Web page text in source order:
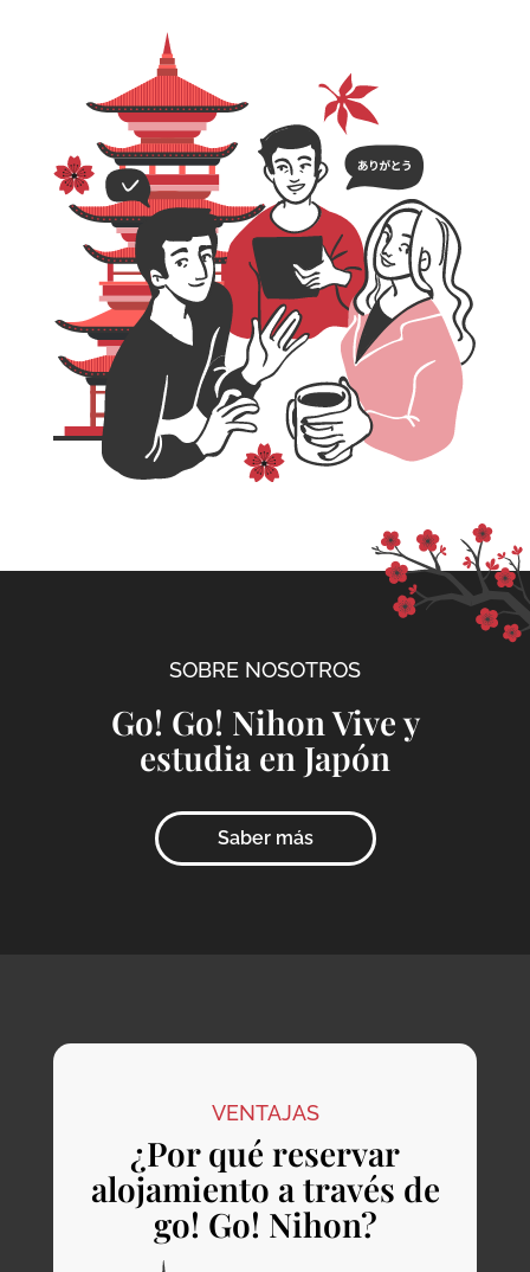
SOBRE NOSOTROS
Go! Go! Nihon Vive y
estudia en Japón
Saber más
VENTAJAS
¿Por qué reservar
alojamiento a través de
go! Go! Nihon?